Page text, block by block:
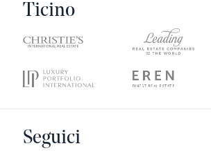
Ticino
Seguici